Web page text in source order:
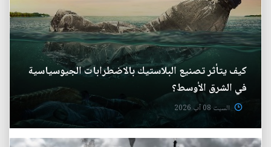
كيف يتأثر تصنيع البلاستيك بالاضطرابات الجيوسياسية
في الشرق الأوسط؟
السبت 08 آب 2026